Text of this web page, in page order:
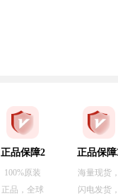
正品保障2
100%原装
正品，全球
正品保障
海量现货，
闪电发货，